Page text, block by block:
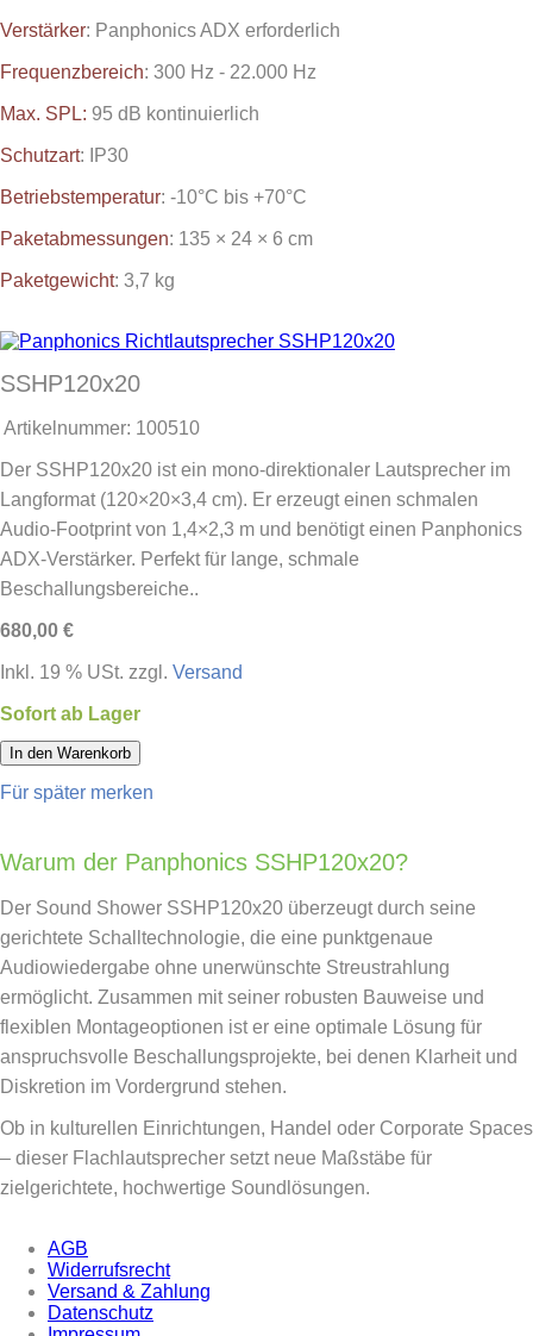
Verstärker: Panphonics ADX erforderlich
Frequenzbereich: 300 Hz - 22.000 Hz
Max. SPL: 95 dB kontinuierlich
Schutzart: IP30
Betriebstemperatur: -10°C bis +70°C
Paketabmessungen: 135 × 24 × 6 cm
Paketgewicht: 3,7 kg
SSHP120x20
Artikelnummer: 100510
Der SSHP120x20 ist ein mono-direktionaler Lautsprecher im
Langformat (120×20×3,4 cm). Er erzeugt einen schmalen
Audio-Footprint von 1,4×2,3 m und benötigt einen Panphonics
ADX-Verstärker. Perfekt für lange, schmale
Beschallungsbereiche..
680,00 €
Inkl. 19 % USt. zzgl. Versand
Sofort ab Lager
In den Warenkorb
Für später merken
Warum der Panphonics SSHP120x20?
Der Sound Shower SSHP120x20 überzeugt durch seine
gerichtete Schalltechnologie, die eine punktgenaue
Audiowiedergabe ohne unerwünschte Streustrahlung
ermöglicht. Zusammen mit seiner robusten Bauweise und
flexiblen Montageoptionen ist er eine optimale Lösung für
anspruchsvolle Beschallungsprojekte, bei denen Klarheit und
Diskretion im Vordergrund stehen.
Ob in kulturellen Einrichtungen, Handel oder Corporate Spaces
– dieser Flachlautsprecher setzt neue Maßstäbe für
zielgerichtete, hochwertige Soundlösungen.
AGB
Widerrufsrecht
Versand & Zahlung
Datenschutz